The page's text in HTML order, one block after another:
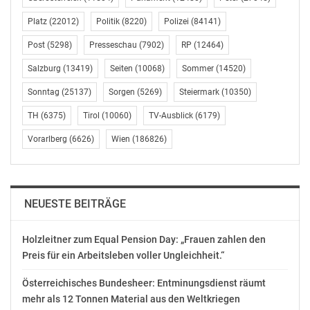
Maßnahmen bewusstwerden. Die Antwort auf Armut
darf nicht eine weitere Zertrümmerung des Sozialstaats
sein!“
Verfestigung von Armutslagen
4% der ÖsterreicherInnen sind von erheblicher
Deprivation betroffen, so Erich Fenninger weiter: „Wir
stellen fest, dass jene unter noch stärkeren Druck
Anzahl der Menschen, die von dauerhafter
Armutsgefährdung, d.h. im letzten Jahr und in
Während 2016 643.000 Menschen bzw. 8% von
dauerhafter Armut betroffen waren, sind es 2017
730.000 bzw. 9%. Einen Rückgang verzeichnet mit rund
Platz (22012) Politik (8220) Polizei (84141)
Post (5298) Presseschau (7902) RP (12464)
Salzburg (13419) Seiten (10068) Sommer (14520)
Sonntag (25137) Sorgen (5269) Steiermark (10350)
TH (6375) Tirol (10060) TV-Ausblick (6179)
Vorarlberg (6626) Wien (186826)
NEUESTE BEITRÄGE
Holzleitner zum Equal Pension Day: „Frauen zahlen den
Preis für ein Arbeitsleben voller Ungleichheit.“
Österreichisches Bundesheer: Entminungsdienst räumt
mehr als 12 Tonnen Material aus den Weltkriegen